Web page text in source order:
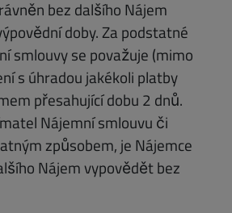
bez dalšího Nájem
doby. Za podstatné
smlouvy se považuje (mimo
s úhradou jakékoli platby
přesahující dobu 2 dnů.
Nájemní smlouvu či
způsobem, je Nájemce
Nájem vypovědět bez